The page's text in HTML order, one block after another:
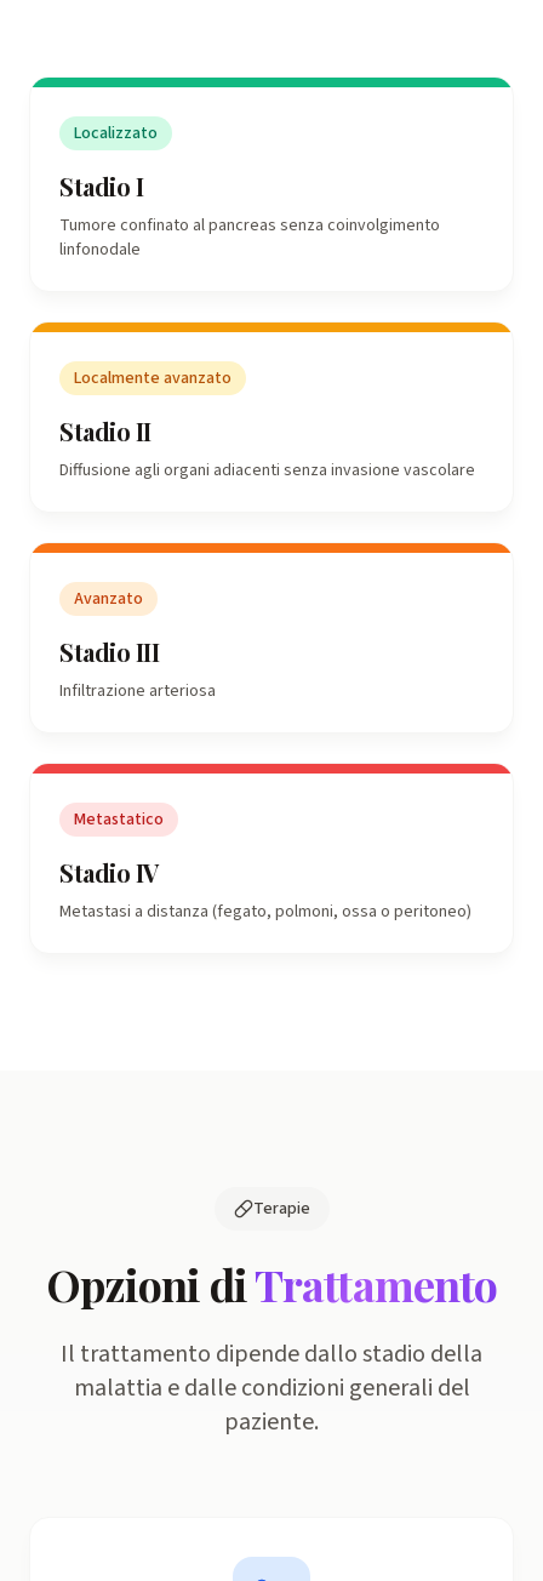
Localizzato
Stadio I
Tumore confinato al pancreas senza coinvolgimento
linfonodale
Localmente avanzato
Stadio II
Diffusione agli organi adiacenti senza invasione vascolare
Avanzato
Stadio III
Infiltrazione arteriosa
Metastatico
Stadio IV
Metastasi a distanza (fegato, polmoni, ossa o peritoneo)
Terapie
Opzioni diTrattamento
Il trattamento dipende dallo stadio della
malattia e dalle condizioni generali del
paziente.